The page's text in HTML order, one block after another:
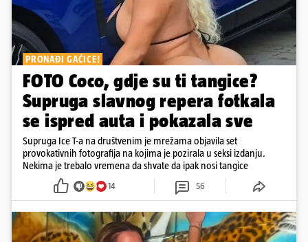
PRONAĐI GAĆICE!
FOTO Coco, gdje su ti tangice?
Supruga slavnog repera fotkala
se ispred auta i pokazala sve
Supruga Ice T-a na društvenim je mrežama objavila set
provokativnih fotografija na kojima je pozirala u seksi izdanju.
Nekima je trebalo vremena da shvate da ipak nosi tangice
14 56